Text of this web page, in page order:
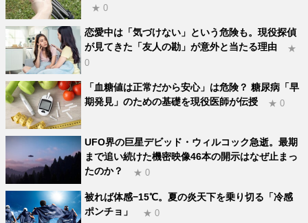
★ 0
恋愛中は「気づけない」という危険も。現役探偵
が見てきた「友人の勘」が意外と当たる理由
★
0
「血糖値は正常だから安心」は危険？ 糖尿病「早
期発見」のための基礎を現役医師が伝授
★ 0
UFO界の巨星デビッド・ウィルコック急逝。最期
まで追い続けた機密映像46本の開示はなぜ止まっ
たのか？
★ 0
被れば体感−15℃。夏の炎天下を乗り切る「冷感
ポンチョ」
★ 0